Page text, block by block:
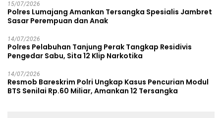
15/07/2026
Polres Lumajang Amankan Tersangka Spesialis Jambret
Sasar Perempuan dan Anak
14/07/2026
Polres Pelabuhan Tanjung Perak Tangkap Residivis
Pengedar Sabu, Sita 12 Klip Narkotika
14/07/2026
Resmob Bareskrim Polri Ungkap Kasus Pencurian Modul
BTS Senilai Rp.60 Miliar, Amankan 12 Tersangka